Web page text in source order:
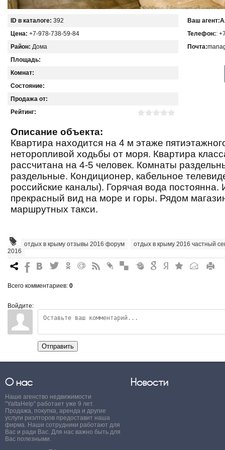
ID в каталоге: 392
Цена: +7-978-738-59-84
Район: Дома
Площадь:
Комнат:
Состояние:
Продажа от:
Рейтинг:
Ваш агент:
Телефон::
Почта:
Описание объекта:
Квартира находится на 4 м этаже
неторопливой ходьбы от моря. Квартира
рассчитана на 4-5 человек. Комнаты
раздельные. Кондиционер, кабельное
российские каналы). Горячая вода постоянна.
прекрасный вид на море и горы. Рядом
маршрутных такси.
отдых в крыму отзывы 2016 форум
отдых в крыму 2016 частный
2016
7 % 4 3 . + 0 * # " & 6 Q P R
Всего комментариев: 0
Войдите:
Отправить
О нас
Наше агенство недвижимости
"YaltaHelp" работает уже 9 лет.
Продажа, покупка, аренда и другие
услуги риэлторов предоставит наша
фирма. Наши сотрудники работают для
Вас и ради Вас. Для нас важно быть для
Вас полезными.
Новости